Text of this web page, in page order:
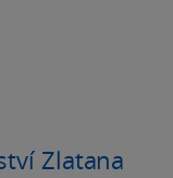
Zlatana